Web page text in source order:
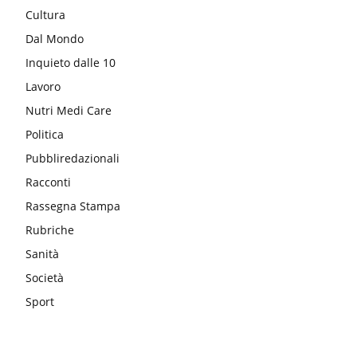
Cultura
Dal Mondo
Inquieto dalle 10
Lavoro
Nutri Medi Care
Politica
Pubbliredazionali
Racconti
Rassegna Stampa
Rubriche
Sanità
Società
Sport